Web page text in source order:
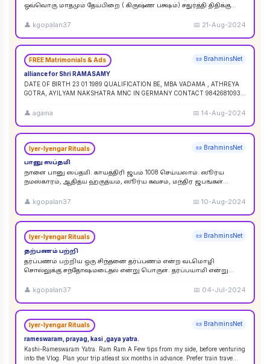
ஒவ்வொரு மாதமும் தேய்பிறை ( கிருஷ்ண பக்ஷம்) சதுர்த்தி திதிக்கு
👤 kgopalan37 📅 21-Aug-2024
FREE Matrimonials & Ads 📜 BrahminsNet
alliance for Shri RAMASAMY
DATE OF BIRTH 23 01 1989 QUALIFICATION BE, MBA VADAMA , ATHREYA
GOTRA, AYILYAM NAKSHATRA MNC IN GERMANY CONTACT 9842681093 /
👤 agama 📅14-Aug-2024
Iyer-Iyengar Rituals 📜 BrahminsNet
பானு ஸப்தமி
நாளை பானு ஸப்தமி. காயத்திரி ஜபம் 1008 செய்யலாம். ஸூர்ய
நமஸ்காரம், ஆதித்ய ஹ்ருத்யம், ஸூர்ய கவசம், மந்திர ஜபங்கள்
👤 kgopalan37 📅10-Aug-2024
Iyer-Iyengar Rituals 📜 BrahminsNet
தற்பணம் பற்றி
தர்ப்பணம் பற்றிய ஒரு சிந்தனை தர்ப்பணம் என்ற வடமொழி
சொல்லுக்கு சந்தோஷமடைதல் என்று பொருள். தர்ப்பயாமி என்று
கொள்ளலாம்...
👤 kgopalan37 📅 04-Jul-2024
Iyer-Iyengar Rituals 📜 BrahminsNet
rameswaram, prayag, kasi ,gaya yatra.
Kashi-Rameswaram Yatra. Ram Ram A Few tips from my side, before venturing
into the Vlog. Plan your trip atleast six months in advance. Prefer train trave...